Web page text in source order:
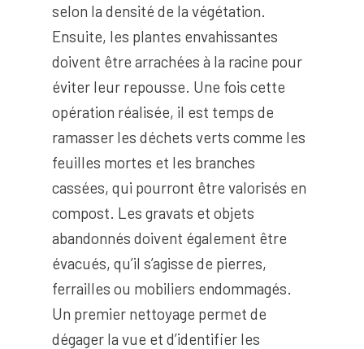
selon la densité de la végétation.
Ensuite, les plantes envahissantes
doivent être arrachées à la racine pour
éviter leur repousse. Une fois cette
opération réalisée, il est temps de
ramasser les déchets verts comme les
feuilles mortes et les branches
cassées, qui pourront être valorisés en
compost. Les gravats et objets
abandonnés doivent également être
évacués, qu’il s’agisse de pierres,
ferrailles ou mobiliers endommagés.
Un premier nettoyage permet de
dégager la vue et d’identifier les